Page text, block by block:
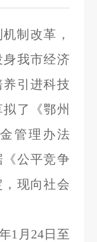
制改革，
我市经济
引进科技
了
《鄂州
管理办法
公平竞争
现向社会
1月24日至